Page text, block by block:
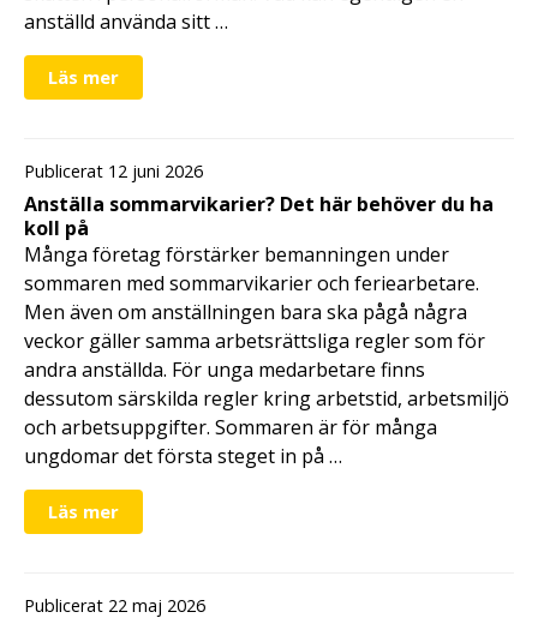
anställd använda sitt …
Läs mer
Publicerat 12 juni 2026
Anställa sommarvikarier? Det här behöver du ha
koll på
Många företag förstärker bemanningen under
sommaren med sommarvikarier och feriearbetare.
Men även om anställningen bara ska pågå några
veckor gäller samma arbetsrättsliga regler som för
andra anställda. För unga medarbetare finns
dessutom särskilda regler kring arbetstid, arbetsmiljö
och arbetsuppgifter. Sommaren är för många
ungdomar det första steget in på …
Läs mer
Publicerat 22 maj 2026